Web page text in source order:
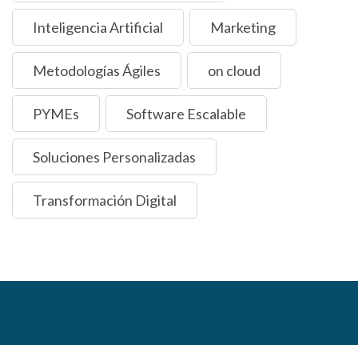
Inteligencia Artificial Marketing
Metodologías Ágiles on cloud
PYMEs Software Escalable
Soluciones Personalizadas
Transformación Digital